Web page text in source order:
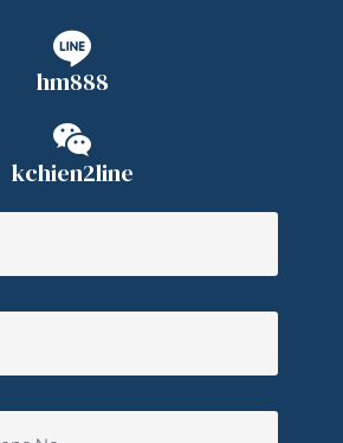
hm888
kchien2line